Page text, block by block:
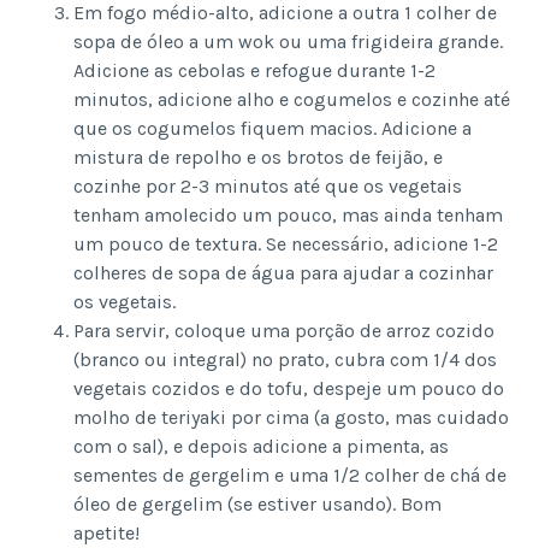
Em fogo médio-alto, adicione a outra 1 colher de
sopa de óleo a um wok ou uma frigideira grande.
Adicione as cebolas e refogue durante 1-2
minutos, adicione alho e cogumelos e cozinhe até
que os cogumelos fiquem macios. Adicione a
mistura de repolho e os brotos de feijão, e
cozinhe por 2-3 minutos até que os vegetais
tenham amolecido um pouco, mas ainda tenham
um pouco de textura. Se necessário, adicione 1-2
colheres de sopa de água para ajudar a cozinhar
os vegetais.
Para servir, coloque uma porção de arroz cozido
(branco ou integral) no prato, cubra com 1/4 dos
vegetais cozidos e do tofu, despeje um pouco do
molho de teriyaki por cima (a gosto, mas cuidado
com o sal), e depois adicione a pimenta, as
sementes de gergelim e uma 1/2 colher de chá de
óleo de gergelim (se estiver usando). Bom
apetite!